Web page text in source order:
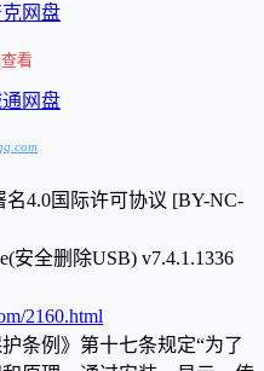
网盘
看
网盘
4.0国际许可协议 [BY-NC-
安全删除USB) v7.4.1.1336
2160.html
条例》第十七条规定“为了